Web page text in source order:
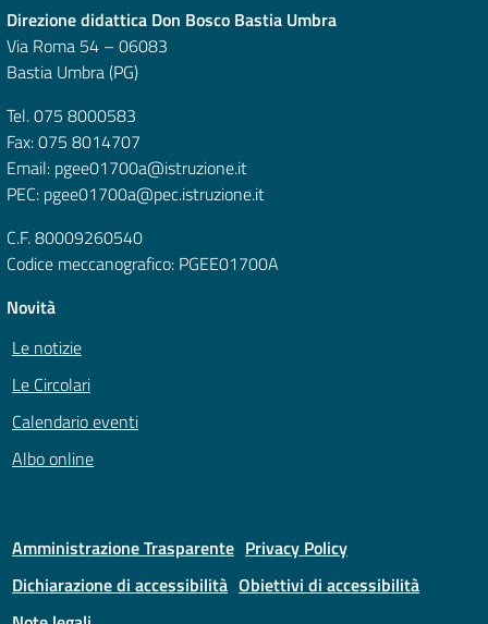
Direzione didattica Don Bosco Bastia Umbra
Via Roma 54 – 06083
Bastia Umbra (PG)
Tel. 075 8000583
Fax: 075 8014707
Email: pgee01700a@istruzione.it
PEC: pgee01700a@pec.istruzione.it
C.F. 80009260540
Codice meccanografico: PGEE01700A
Novità
Le notizie
Le Circolari
Calendario eventi
Albo online
Amministrazione Trasparente Privacy Policy
Dichiarazione di accessibilità Obiettivi di accessibilità